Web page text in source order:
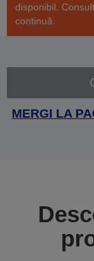
disponibil.
continuă.
MERGI LA